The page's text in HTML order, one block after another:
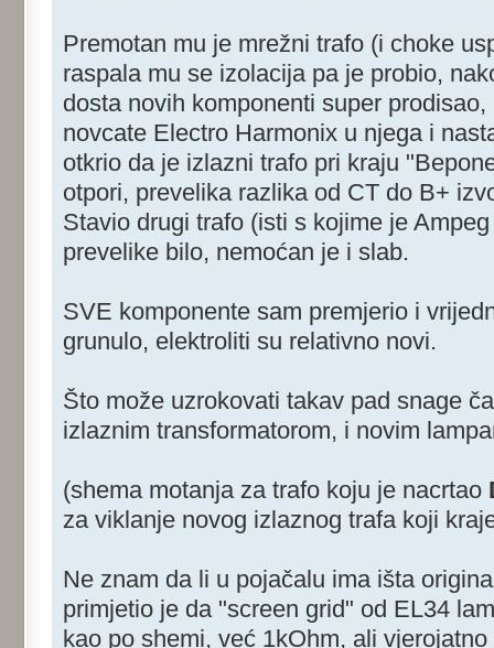
Premotan mu je mrežni trafo (i choke
raspala mu se izolacija pa je probio,
dosta novih komponenti super
novcate Electro Harmonix u njega i
otkrio da je izlazni trafo pri kraju
otpori, prevelika razlika od CT do B+
Stavio drugi trafo (isti s kojime je
prevelike bilo, nemoćan je i slab.
SVE komponente sam premjerio i
grunulo, elektroliti su relativno novi.
Što može uzrokovati takav pad snage
izlaznim transformatorom, i novim
(shema motanja za trafo koju je nacrtao
za viklanje novog izlaznog trafa koji
Ne znam da li u pojačalu ima išta
primjetio je da "screen grid" od EL34
kao po shemi, već 1kOhm, ali